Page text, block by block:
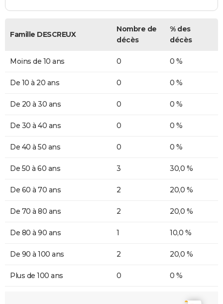
Famille DESCREUX
Nombre de
décès
% des
décès
Moins de 10 ans 0 0 %
De 10 à 20 ans 0 0 %
De 20 à 30 ans 0 0 %
De 30 à 40 ans 0 0 %
De 40 à 50 ans 0 0 %
De 50 à 60 ans 3 30,0 %
De 60 à 70 ans 2 20,0 %
De 70 à 80 ans 2 20,0 %
De 80 à 90 ans 1 10,0 %
De 90 à 100 ans 2 20,0 %
Plus de 100 ans 0 0 %